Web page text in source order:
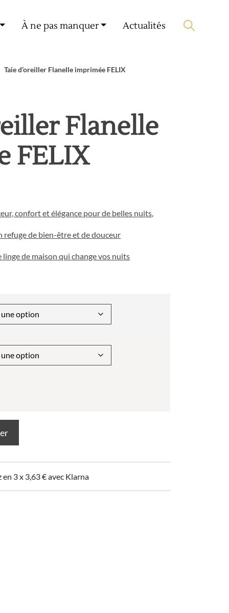
À ne pas manquer Actualités
Taie d’oreiller Flanelle imprimée FELIX
Flanelle
FELIX
confort et élégance pour de belles nuits,
refuge de bien-être et de douceur
linge de maison qui change vos nuits
en 3 x 3,63€avec Klarna